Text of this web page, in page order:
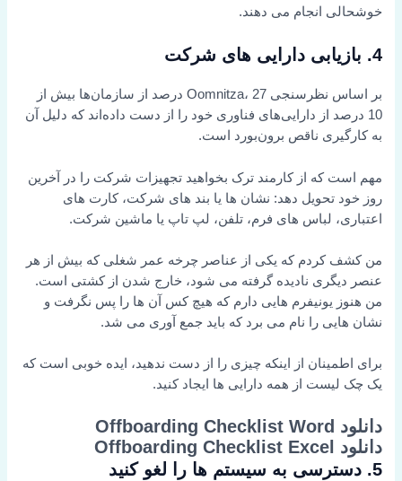
خوشحالی انجام می دهند.
4. بازیابی دارایی های شرکت
بر اساس نظرسنجی Oomnitza، 27 درصد از سازمان‌ها بیش از
10 درصد از دارایی‌های فناوری خود را از دست داده‌اند که دلیل آن
به کارگیری ناقص برون‌بورد است.
مهم است که از کارمند ترک بخواهید تجهیزات شرکت را در آخرین
روز خود تحویل دهد: نشان ها یا بند های شرکت، کارت های
اعتباری، لباس های فرم، تلفن، لپ تاپ یا ماشین شرکت.
من کشف کردم که یکی از عناصر چرخه عمر شغلی که بیش از هر
عنصر دیگری نادیده گرفته می شود، خارج شدن از کشتی است.
من هنوز یونیفرم هایی دارم که هیچ کس آن ها را پس نگرفت و
نشان هایی را نام می برد که باید جمع آوری می شد.
برای اطمینان از اینکه چیزی را از دست ندهید، ایده خوبی است که
یک چک لیست از همه دارایی ها ایجاد کنید.
دانلود Offboarding Checklist Word
دانلود Offboarding Checklist Excel
5. دسترسی به سیستم ها را لغو کنید